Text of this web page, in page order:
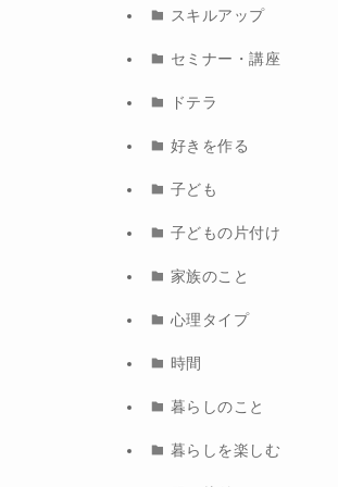
スキルアップ
セミナー・講座
ドテラ
好きを作る
子ども
子どもの片付け
家族のこと
心理タイプ
時間
暮らしのこと
暮らしを楽しむ